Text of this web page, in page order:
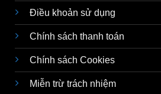
Điều khoản sử dụng
Chính sách thanh toán
Chính sách Cookies
Miễn trừ trách nhiệm